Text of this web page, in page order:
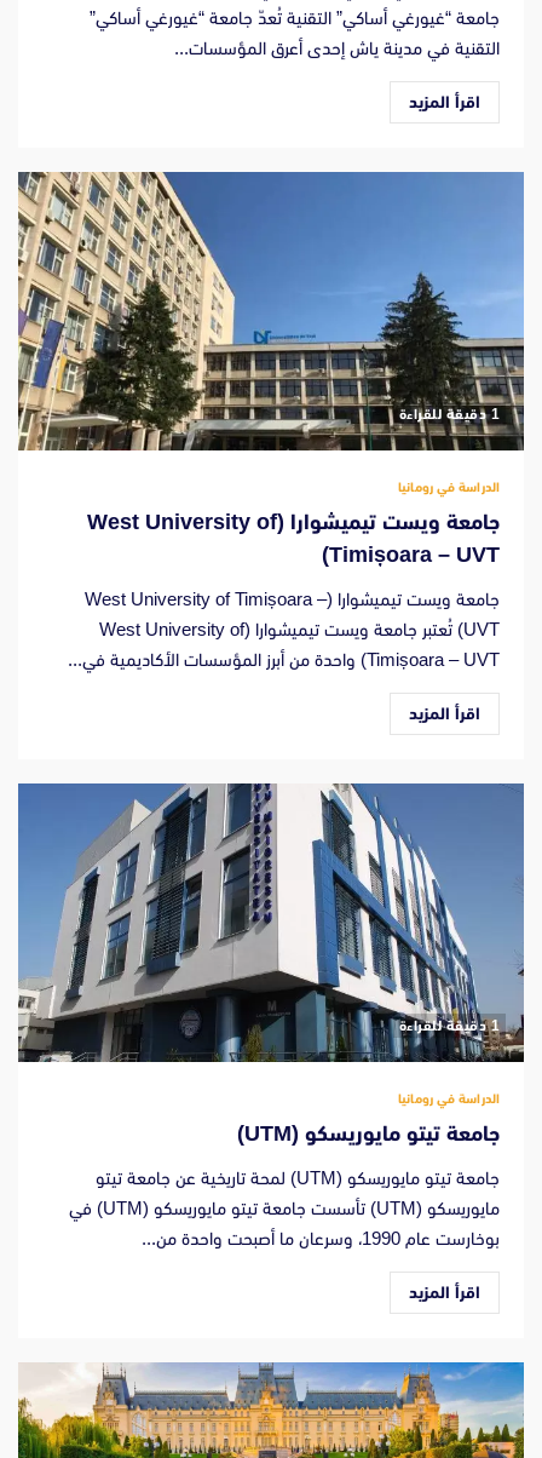
جامعة “غيورغي أساكي” التقنية تُعدّ جامعة “غيورغي أساكي”
التقنية في مدينة ياش إحدى أعرق المؤسسات...
اقرأ المزيد
‫1 دقيقة للقراءة
الدراسة في رومانيا
جامعة ويست تيميشوارا (West University of
Timișoara – UVT)
جامعة ويست تيميشوارا (West University of Timișoara –
UVT) تُعتبر جامعة ويست تيميشوارا (West University of
Timișoara – UVT) واحدة من أبرز المؤسسات الأكاديمية في...
اقرأ المزيد
‫1 دقيقة للقراءة
الدراسة في رومانيا
جامعة تيتو مايوريسكو (UTM)
جامعة تيتو مايوريسكو (UTM) لمحة تاريخية عن جامعة تيتو
مايوريسكو (UTM) تأسست جامعة تيتو مايوريسكو (UTM) في
بوخارست عام 1990، وسرعان ما أصبحت واحدة من...
اقرأ المزيد